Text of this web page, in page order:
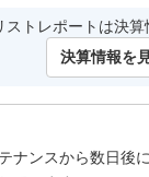
トレポートは決算
決算情報を
ンスから数日後